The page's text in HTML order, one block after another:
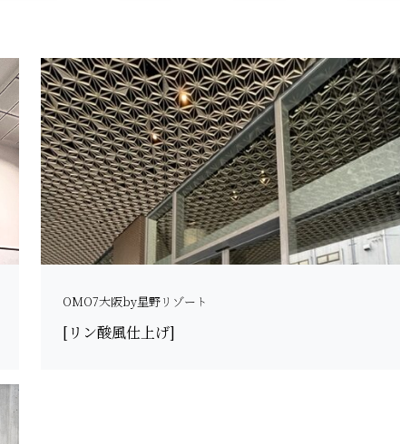
OMO7大阪by星野リゾート
[リン酸風仕上げ]